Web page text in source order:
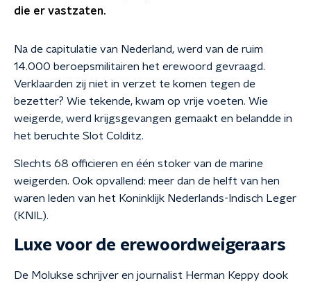
die er vastzaten.
Na de capitulatie van Nederland, werd van de ruim
14.000 beroepsmilitairen het erewoord gevraagd.
Verklaarden zij niet in verzet te komen tegen de
bezetter? Wie tekende, kwam op vrije voeten. Wie
weigerde, werd krijgsgevangen gemaakt en belandde in
het beruchte Slot Colditz.
Slechts 68 officieren en één stoker van de marine
weigerden. Ook opvallend: meer dan de helft van hen
waren leden van het Koninklijk Nederlands-Indisch Leger
(KNIL).
Luxe voor de erewoordweigeraars
De Molukse schrijver en journalist Herman Keppy dook